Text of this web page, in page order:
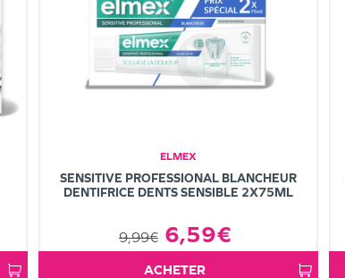
ELMEX
SENSITIVE PROFESSIONAL BLANCHEUR
DENTIFRICE DENTS SENSIBLE 2X75ML
9,99€ 6,59€
ACHETER